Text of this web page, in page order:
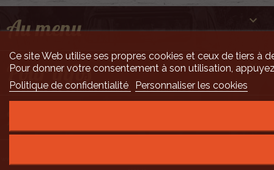
Au menu 
Pour infos 
Ce site Web utilise ses propres cookies et ceux de tiers à
Pour donner votre consentement à son utilisation,
Politique de confidentialité
Personnaliser les cookies